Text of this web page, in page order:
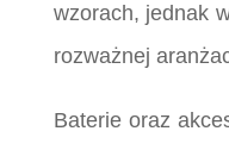
wzorach, jednak
rozważnej
Baterie oraz